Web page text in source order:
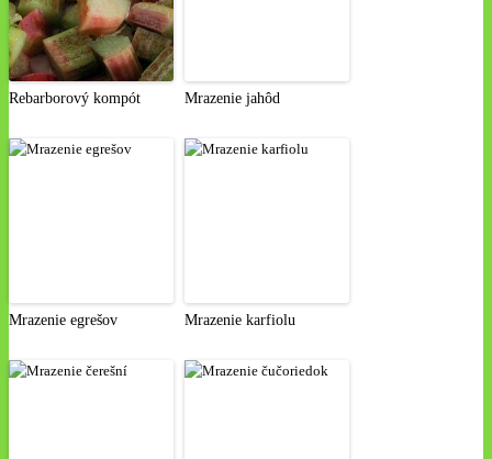
Rebarborový kompót Mrazenie jahôd
Mrazenie egrešov Mrazenie karfiolu